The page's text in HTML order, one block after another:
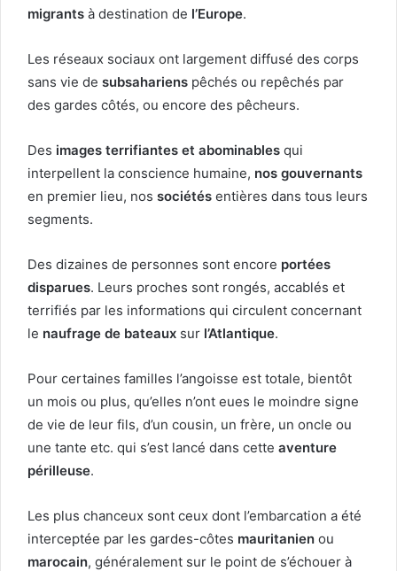
migrants à destination de l’Europe.
Les réseaux sociaux ont largement diffusé des corps
sans vie de subsahariens pêchés ou repêchés par
des gardes côtés, ou encore des pêcheurs.
Des images terrifiantes et abominables qui
interpellent la conscience humaine, nos gouvernants
en premier lieu, nos sociétés entières dans tous leurs
segments.
Des dizaines de personnes sont encore portées
disparues. Leurs proches sont rongés, accablés et
terrifiés par les informations qui circulent concernant
le naufrage de bateaux sur l’Atlantique.
Pour certaines familles l’angoisse est totale, bientôt
un mois ou plus, qu’elles n’ont eues le moindre signe
de vie de leur fils, d’un cousin, un frère, un oncle ou
une tante etc. qui s’est lancé dans cette aventure
périlleuse.
Les plus chanceux sont ceux dont l’embarcation a été
interceptée par les gardes-côtes mauritanien ou
marocain, généralement sur le point de s’échouer à